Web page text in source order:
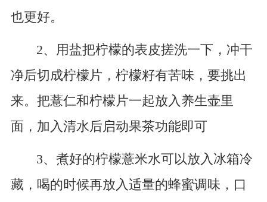
也更好。
2、用盐把柠檬的表皮搓洗一下，冲干
净后切成柠檬片，柠檬籽有苦味，要挑出
来。把薏仁和柠檬片一起放入养生壶里
面，加入清水后启动果茶功能即可
3、煮好的柠檬薏米水可以放入冰箱冷
藏，喝的时候再放入适量的蜂蜜调味，口